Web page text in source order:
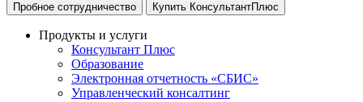
Пробное сотрудничество Купить КонсультантПлюс
Продукты и услуги
Консультант Плюс
Образование
Электронная отчетность «СБИС»
Управленческий консалтинг